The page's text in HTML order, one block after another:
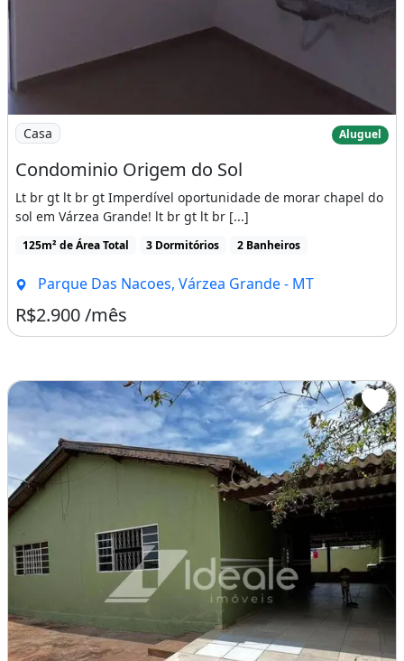
Imagem: Condominio Origem do Sol
Casa Aluguel
Condominio Origem do Sol
Lt br gt lt br gt Imperdível oportunidade de morar chapel do
sol em Várzea Grande! lt br gt lt br [...]
125m² de Área Total 3 Dormitórios 2 Banheiros
Parque Das Nacoes, Várzea Grande - MT
R$2.900 /mês